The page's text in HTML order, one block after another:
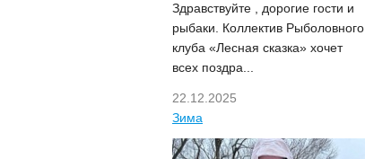
Здравствуйте , дорогие гости и
рыбаки. Коллектив Рыболовного
клуба «Лесная сказка» хочет
всех поздра...
22.12.2025
Зима